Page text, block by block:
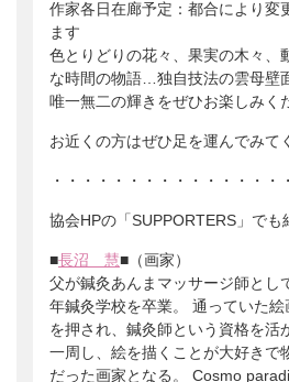
作家各日在廊予定：都合により変
ます
色とりどりの花々、果実の木々、
な時間の物語…独自技法の雲母壁
唯一無二の輝きをぜひお楽しみく
お近くの方はぜひ足を運んでみて
・・・・・・・・・・・・・・・
協会HPの「SUPPORTERS」でも
■長沼 慧■（画家）
父が鍼灸あんまマッサージ師とし
年鍼灸学校を卒業。 通っていた
を押され、鍼灸師という資格を活
一周し、絵を描くことが大好きで
だった画家となる。 Cosmo